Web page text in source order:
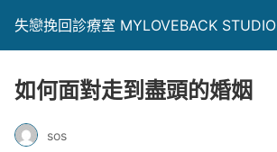
失戀挽回診療室 MYLOVEBACK STUDIO
如何面對走到盡頭的婚姻
sos